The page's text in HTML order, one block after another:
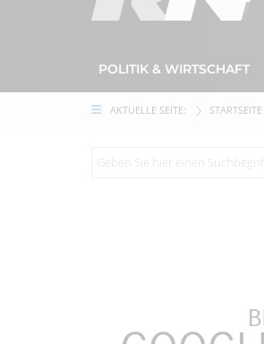
POLITIK & WIRTSCHAFT
AKTUELLE SEITE: STARTSEITE